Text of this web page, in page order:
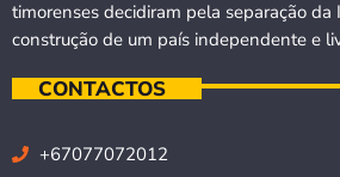
timorenses decidiram pela separação da
construção de um país independente e
CONTACTOS
+67077072012